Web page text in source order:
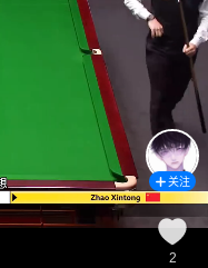
关注
2